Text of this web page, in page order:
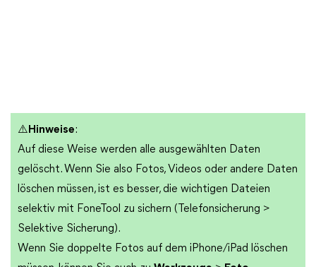
⚠️Hinweise:
Auf diese Weise werden alle ausgewählten Daten
gelöscht. Wenn Sie also Fotos, Videos oder andere Daten
löschen müssen, ist es besser, die wichtigen Dateien
selektiv mit FoneTool zu sichern (Telefonsicherung >
Selektive Sicherung).
Wenn Sie doppelte Fotos auf dem iPhone/iPad löschen